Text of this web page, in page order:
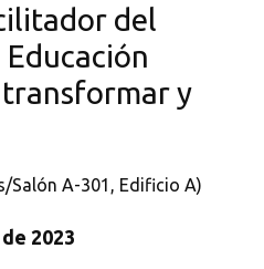
del
y
Salón A-301, Edificio A)
2023